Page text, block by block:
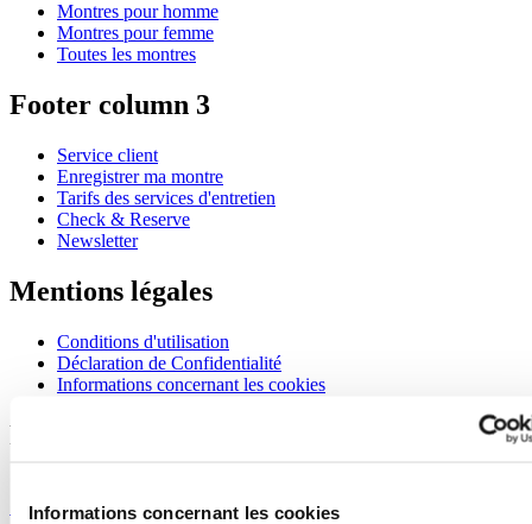
Informations concernant les cookies
Montres pour homme
Montres pour femme
Toutes les montres
Footer column 3
Service client
Enregistrer ma montre
Tarifs des services d'entretien
Check & Reserve
Newsletter
Mentions légales
Conditions d'utilisation
Déclaration de Confidentialité
Informations concernant les cookies
Rejoignez le club CERTINA
S'inscrire